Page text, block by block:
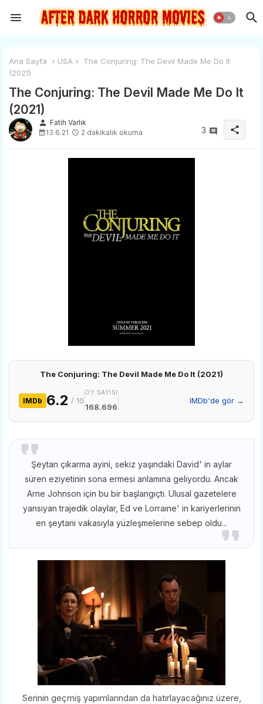
Ana Sayfa USA
The Conjuring: The Devil Made Me Do It
(2021)
The Conjuring: The Devil Made Me Do It
(2021)
person Fatih Varlık
13.6.21
2 dakikalık okuma 3 share
The Conjuring: The Devil Made Me Do It (2021)
IMDb 6.2 / 10
OY SAYISI
168.696
IMDb'de gör →
Şeytan çıkarma ayini, sekiz yaşındaki David' in aylar
süren eziyetinin sona ermesi anlamına geliyordu. Ancak
Arne Johnson için bu bir başlangıçtı. Ulusal gazetelere
yansıyan trajedik olaylar, Ed ve Lorraine' in kariyerlerinin
en şeytani vakasıyla yüzleşmelerine sebep oldu...
Serinin geçmiş yapımlarından da hatırlayacağınız üzere,